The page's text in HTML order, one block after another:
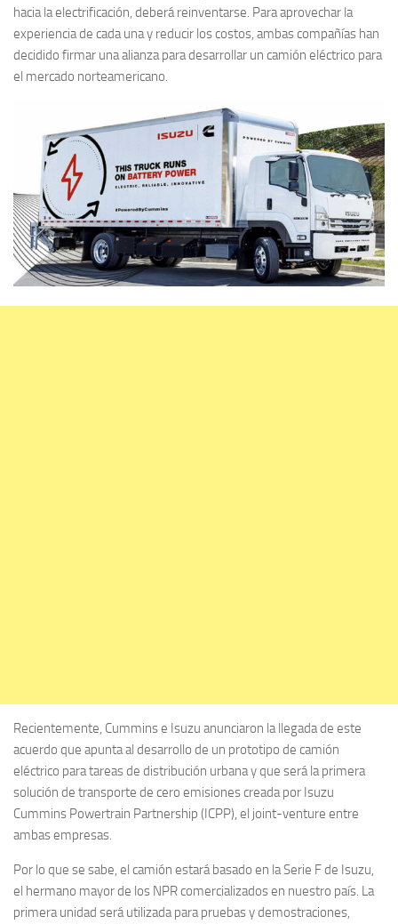
hacia la electrificación, deberá reinventarse. Para aprovechar la
experiencia de cada una y reducir los costos, ambas compañías han
decidido firmar una alianza para desarrollar un camión eléctrico para
el mercado norteamericano.
Recientemente, Cummins e Isuzu anunciaron la llegada de este
acuerdo que apunta al desarrollo de un prototipo de camión
eléctrico para tareas de distribución urbana y que será la primera
solución de transporte de cero emisiones creada por Isuzu
Cummins Powertrain Partnership (ICPP), el joint-venture entre
ambas empresas.
Por lo que se sabe, el camión estará basado en la Serie F de Isuzu,
el hermano mayor de los NPR comercializados en nuestro país. La
primera unidad será utilizada para pruebas y demostraciones,